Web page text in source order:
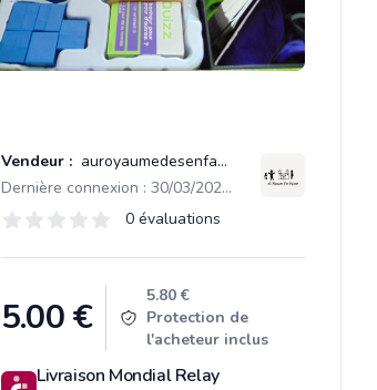
Vendeur : auroyaumedesenfants
Dernière connexion : 30/03/2021 10:09
Évaluations
0 sur 5 étoiles 0 évaluations
Product information
5.00€
5.80 €
Protection de
l'acheteur inclus
Livraison Mondial Relay